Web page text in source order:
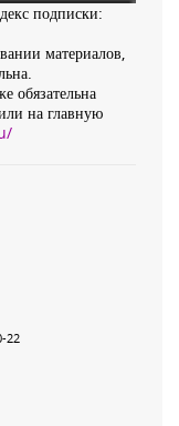
подписки:
материалов,
обязательна
на главную
22